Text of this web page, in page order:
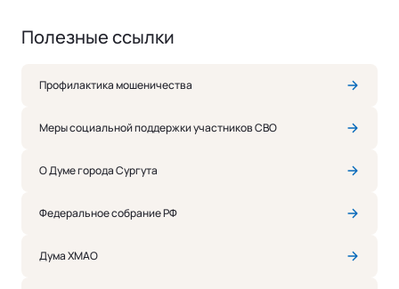
Полезные ссылки
Профилактика мошеничества
Меры социальной поддержки участников СВО
О Думе города Сургута
Федеральное собрание РФ
Дума ХМАО